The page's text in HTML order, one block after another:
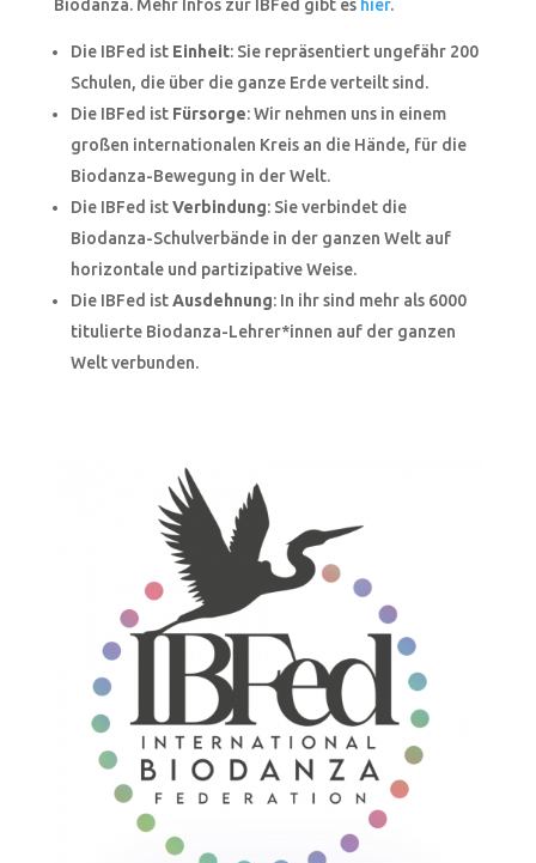
Biodanza. Mehr Infos zur IBFed gibt es hier.
Die IBFed ist Einheit: Sie repräsentiert ungefähr 200
Schulen, die über die ganze Erde verteilt sind.
Die IBFed ist Fürsorge: Wir nehmen uns in einem
großen internationalen Kreis an die Hände, für die
Biodanza-Bewegung in der Welt.
Die IBFed istVerbindung: Sie verbindet die
Biodanza-Schulverbände in der ganzen Welt auf
horizontale und partizipative Weise.
Die IBFed istAusdehnung: In ihr sind mehr als 6000
titulierte Biodanza-Lehrer*innen auf der ganzen
Welt verbunden.